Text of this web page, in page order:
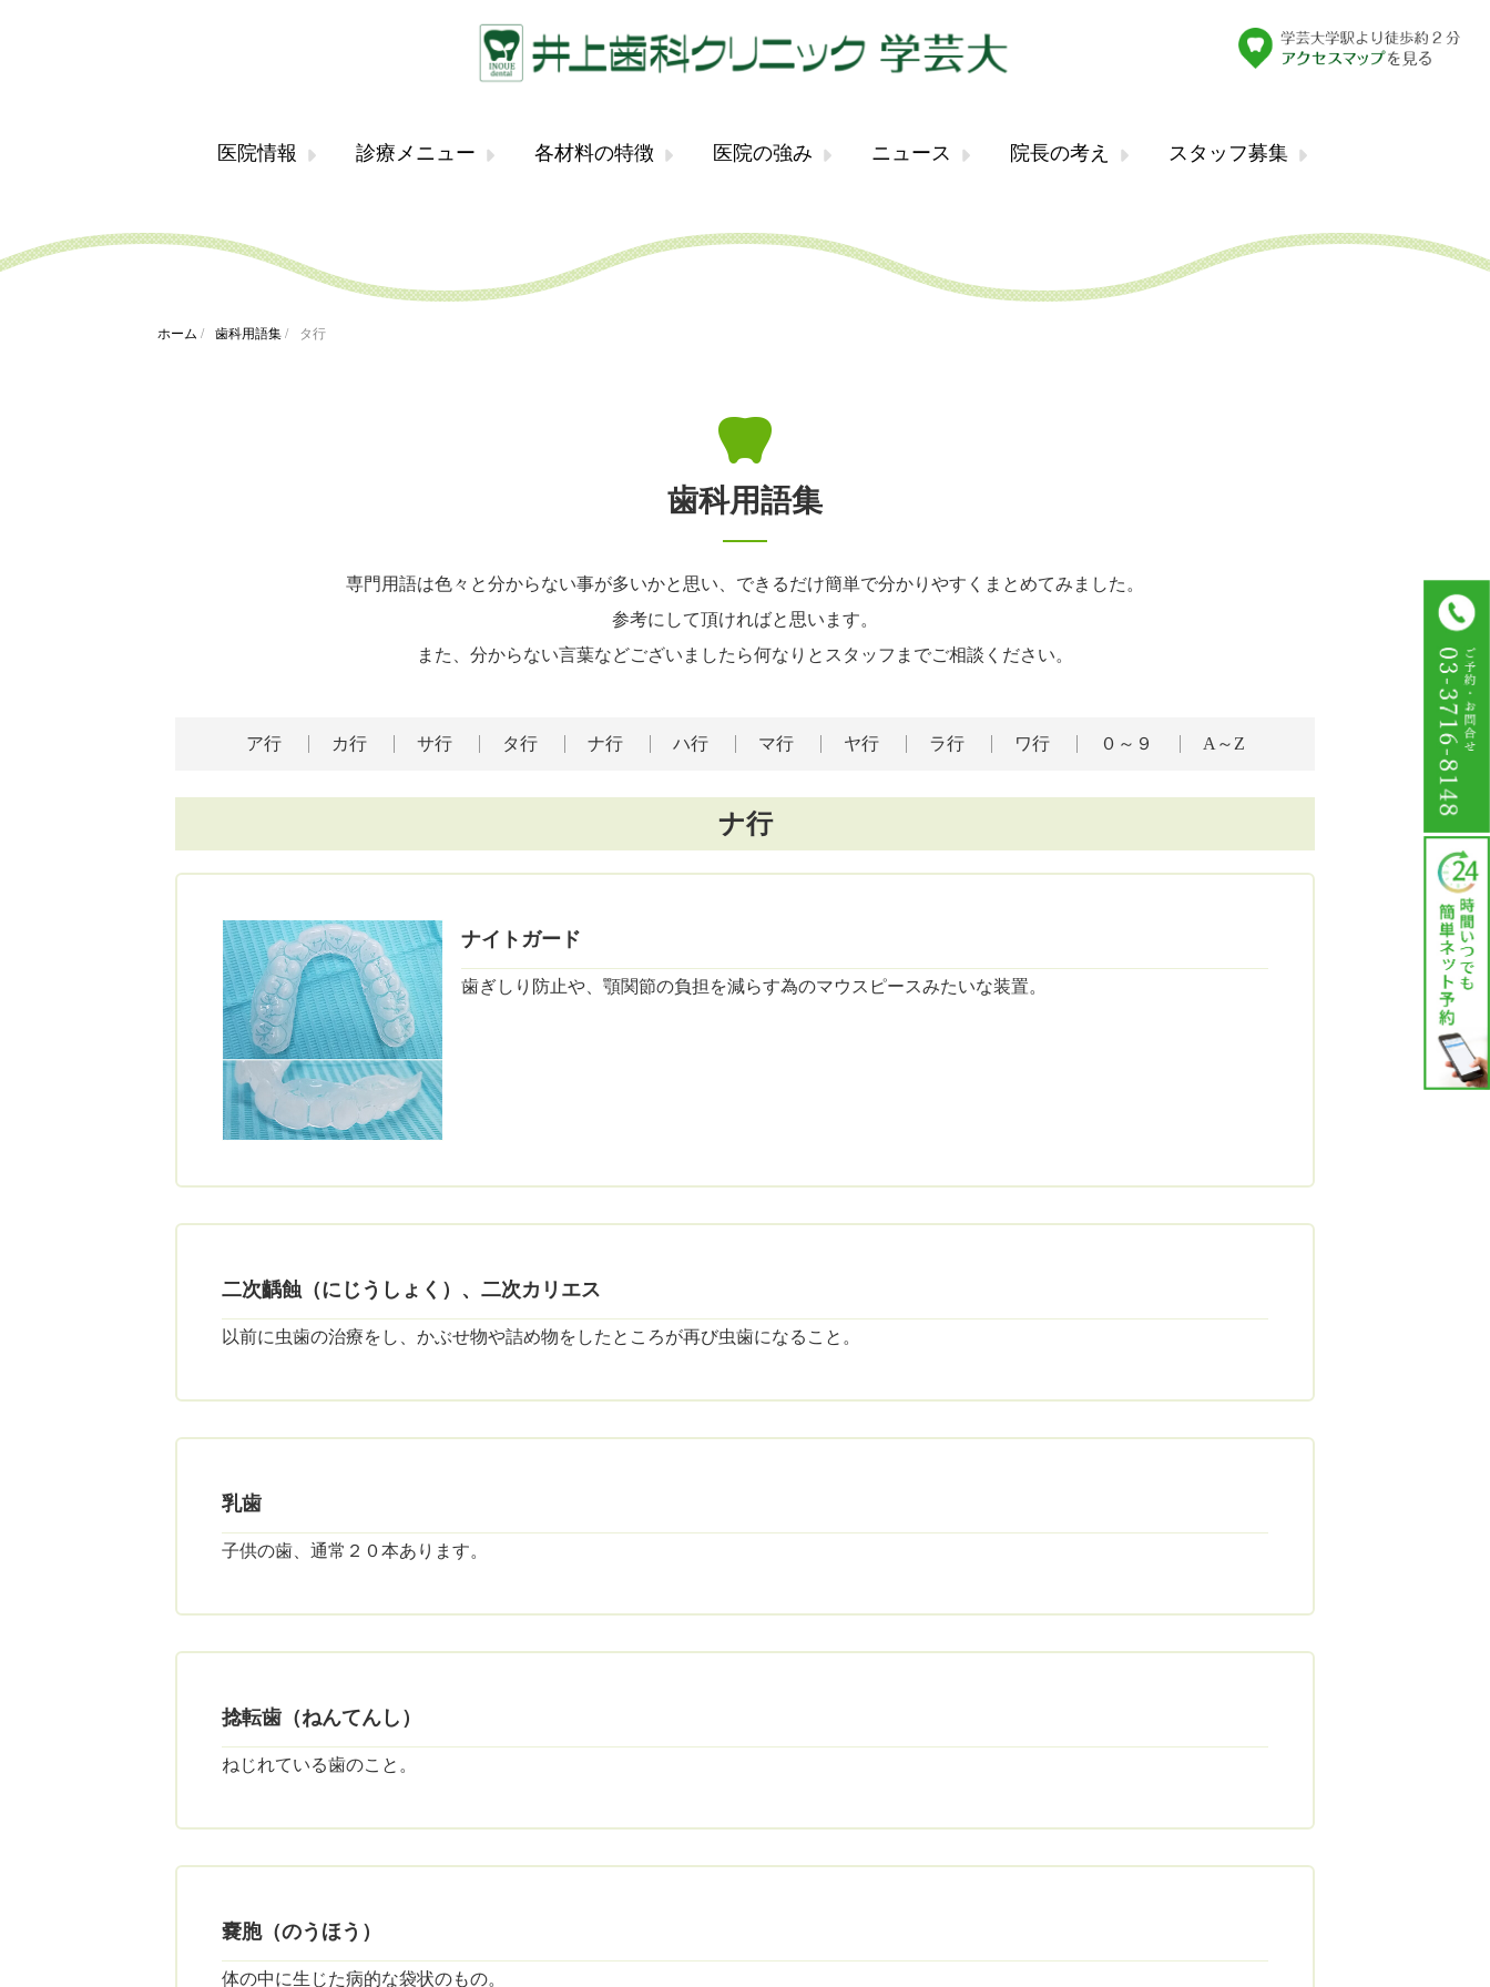
医院情報 診療メニュー 各材料の特徴 医院の強み ニュース 院長の考え スタッフ募集
ホーム / 歯科用語集 / タ行
歯科用語集
専門用語は色々と分からない事が多いかと思い、できるだけ簡単で分かりやすくまとめてみました。
参考にして頂ければと思います。
また、分からない言葉などございましたら何なりとスタッフまでご相談ください。
ア行 カ行 サ行 タ行 ナ行 ハ行 マ行 ヤ行 ラ行 ワ行 ０～９ A～Z
ナ行
ナイトガード
歯ぎしり防止や、顎関節の負担を減らす為のマウスピースみたいな装置。
二次齲蝕（にじうしょく）、二次カリエス
以前に虫歯の治療をし、かぶせ物や詰め物をしたところが再び虫歯になること。
乳歯
子供の歯、通常２０本あります。
捻転歯（ねんてんし）
ねじれている歯のこと。
嚢胞（のうほう）
体の中に生じた病的な袋状のもの。